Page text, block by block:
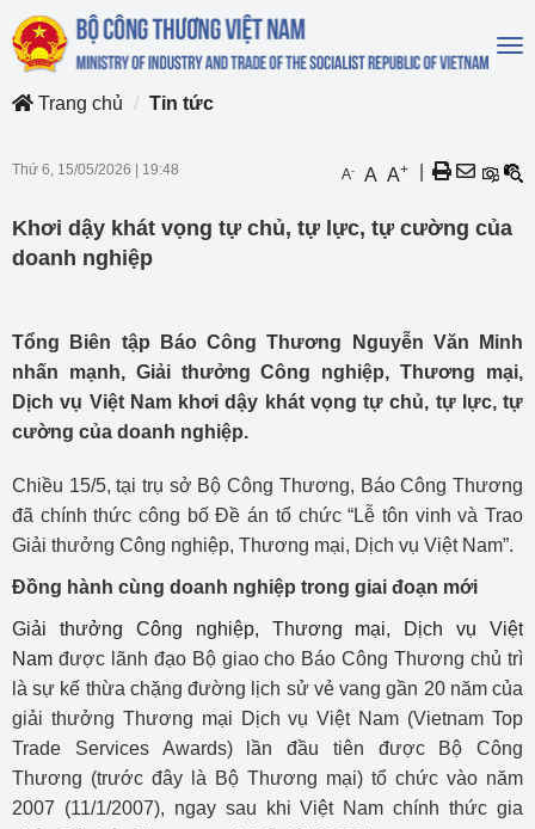
Trang chủ
Tin tức
Thứ 6, 15/05/2026 19:48 A- A A+
Khơi dậy khát vọng tự chủ, tự lực, tự cường của
doanh nghiệp
Tổng Biên tập Báo Công Thương Nguyễn Văn Minh
nhấn mạnh, Giải thưởng Công nghiệp, Thương mại,
Dịch vụ Việt Nam khơi dậy khát vọng tự chủ, tự lực, tự
cường của doanh nghiệp.
Chiều 15/5, tại trụ sở Bộ Công Thương, Báo Công Thương
đã chính thức công bố Đề án tổ chức “Lễ tôn vinh và Trao
Giải thưởng Công nghiệp, Thương mại, Dịch vụ Việt Nam”.
Đồng hành cùng doanh nghiệp trong giai đoạn mới
Giải thưởng Công nghiệp, Thương mại, Dịch vụ Việt
Nam được lãnh đạo Bộ giao cho Báo Công Thương chủ trì
là sự kế thừa chặng đường lịch sử vẻ vang gần 20 năm của
giải thưởng Thương mại Dịch vụ Việt Nam (Vietnam Top
Trade Services Awards) lần đầu tiên được Bộ Công
Thương (trước đây là Bộ Thương mại) tổ chức vào năm
2007 (11/1/2007), ngay sau khi Việt Nam chính thức gia